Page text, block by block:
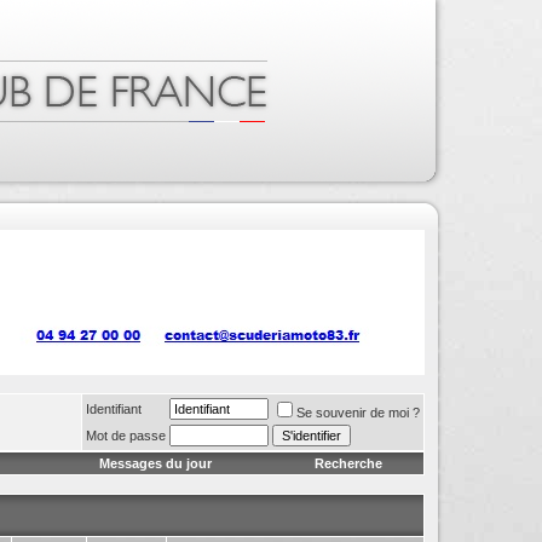
Identifiant
Se souvenir de moi ?
Mot de passe
Messages du jour
Recherche